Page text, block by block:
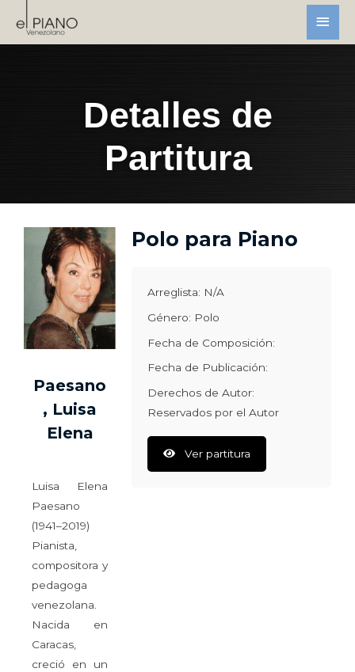
Detalles de
Partitura
Paesano
, Luisa
Elena
Luisa Elena
Paesano
(1941–2019)
Pianista,
compositora y
pedagoga
venezolana.
Nacida en
Caracas,
creció en un
Polo para Piano
Arreglista: N/A
Género: Polo
Fecha de Composición:
Fecha de Publicación:
Derechos de Autor:
Reservados por el Autor
Ver partitura